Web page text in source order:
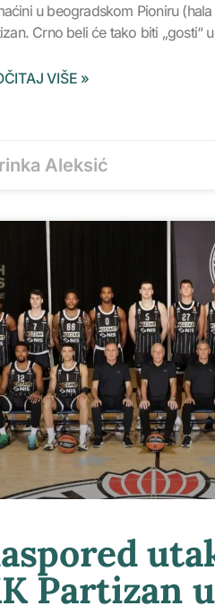
u beogradskom Pioniru
Crno beli će tako biti „gosti“
VIŠE »
Aleksić
Partizan u